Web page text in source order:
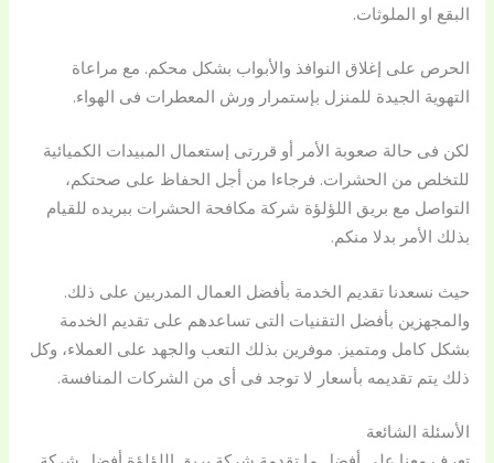
البقع او الملوثات.
الحرص على إغلاق النوافذ والأبواب بشكل محكم. مع مراعاة
التهوية الجيدة للمنزل بإستمرار ورش المعطرات فى الهواء.
لكن فى حالة صعوبة الأمر أو قررتى إستعمال المبيدات الكميائية
للتخلص من الحشرات. فرجاءا من أجل الحفاظ على صحتكم،
التواصل مع بريق اللؤلؤة شركة مكافحة الحشرات ببريده للقيام
بذلك الأمر بدلا منكم.
حيث نسعدنا تقديم الخدمة بأفضل العمال المدربين على ذلك.
والمجهزين بأفضل التقنيات التى تساعدهم على تقديم الخدمة
بشكل كامل ومتميز. موفرين بذلك التعب والجهد على العملاء، وكل
ذلك يتم تقديمه بأسعار لا توجد فى أى من الشركات المنافسة.
الأسئلة الشائعة